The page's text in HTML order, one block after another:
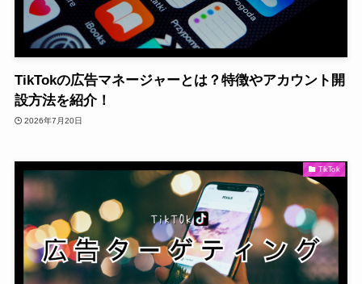
TikTokの広告マネージャーとは？特徴やアカウント開
設方法を紹介！
2026年7月20日
TikTok